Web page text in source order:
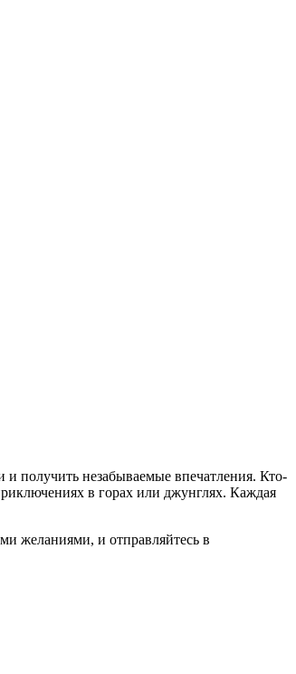
и получить незабываемые впечатления. Кто-
в горах или джунглях. Каждая
желаниями, и отправляйтесь в